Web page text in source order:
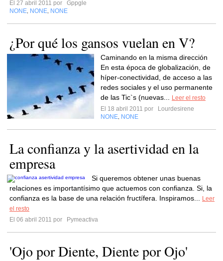
El 27 abril 2011 por
Gppgle
NONE NONE NONE
¿Por qué los gansos vuelan en V?
Caminando en la misma dirección
En esta época de globalización, de
híper-conectividad, de acceso a las
redes sociales y el uso permanente
de las Tic`s (nuevas...
Leer el resto
El 18 abril 2011 por
Lourdesirene
NONE NONE
La confianza y la asertividad en la
empresa
Si queremos obtener unas buenas
relaciones es importantísimo que actuemos con confianza. Si, la
confianza es la base de una relación fructífera. Inspiramos...
Leer
el resto
El 06 abril 2011 por
Pymeactiva
'Ojo por Diente, Diente por Ojo'